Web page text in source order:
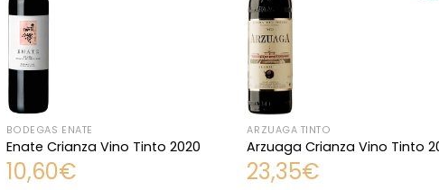
BODEGAS ENATE
Enate Crianza Vino Tinto 2020
10,60€
ARZUAGA TINTO
Arzuaga Crianza Vino Tinto
23,35€